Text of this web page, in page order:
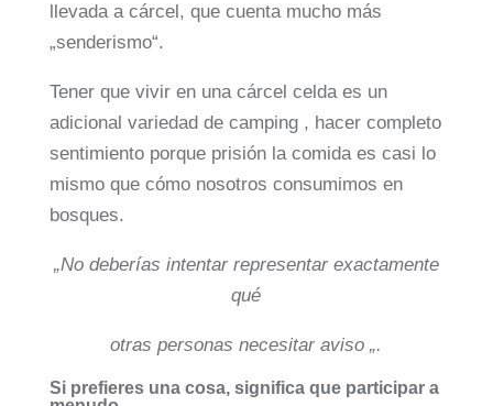
llevada a cárcel, que cuenta mucho más
„senderismo“.
Tener que vivir en una cárcel celda es un
adicional variedad de camping , hacer completo
sentimiento porque prisión la comida es casi lo
mismo que cómo nosotros consumimos en
bosques.
„No deberías intentar representar exactamente
qué
otras personas necesitar aviso „.
Si prefieres una cosa, significa que participar a